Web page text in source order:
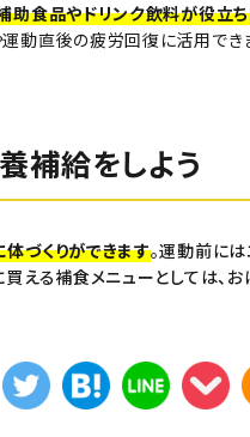
助食品やドリンク飲料が役立
動直後の疲労回復に活用でき
補給をしよう
づくりができます。運動前に
える補食メニューとしては、